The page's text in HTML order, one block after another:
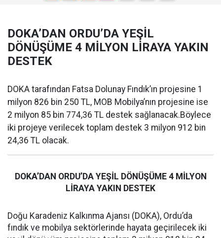
DOKA’DAN ORDU’DA YEŞİL
DÖNÜŞÜME 4 MİLYON LİRAYA YAKIN
DESTEK
DOKA tarafından Fatsa Dolunay Fındık’ın projesine 1
milyon 826 bin 250 TL, MOB Mobilya’nın projesine ise
2 milyon 85 bin 774,36 TL destek sağlanacak.Böylece
iki projeye verilecek toplam destek 3 milyon 912 bin
24,36 TL olacak.
DOKA’DAN ORDU’DA YEŞİL DÖNÜŞÜME 4 MİLYON
LİRAYA YAKIN DESTEK
Doğu Karadeniz Kalkınma Ajansı (DOKA), Ordu’da
fındık ve mobilya sektörlerinde hayata geçirilecek iki